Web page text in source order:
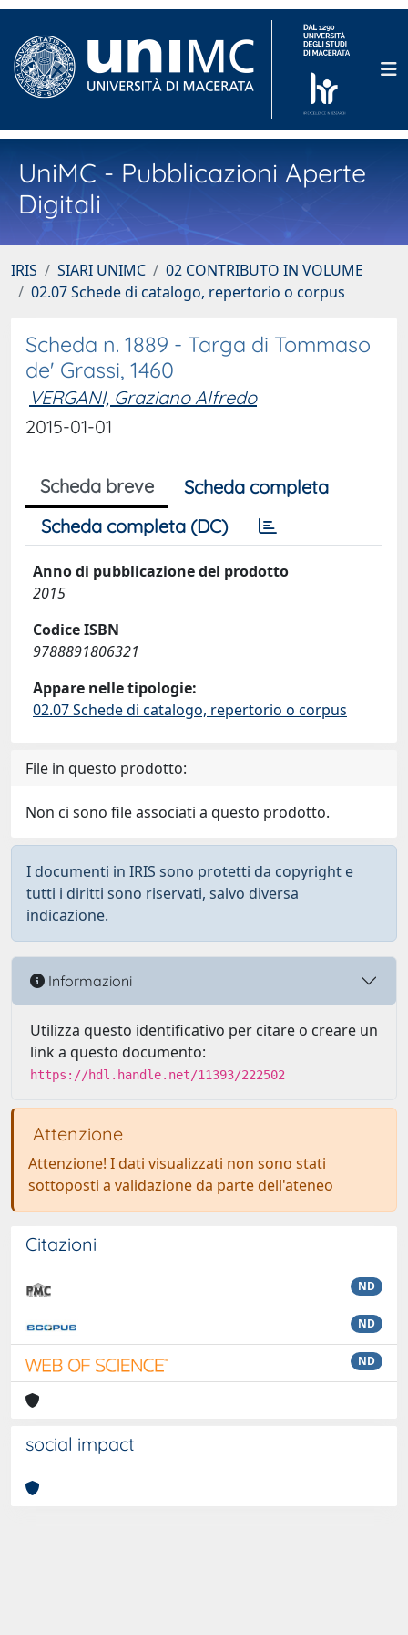
UniMC - Pubblicazioni Aperte
Digitali
IRIS SIARI UNIMC
02 CONTRIBUTO IN VOLUME
02.07 Schede di catalogo, repertorio o corpus
Scheda n. 1889 - Targa di Tommaso
de' Grassi, 1460
VERGANI, Graziano Alfredo
2015-01-01
Scheda breve
Scheda completa
Scheda completa (DC)
Anno di pubblicazione del prodotto
2015
Codice ISBN
9788891806321
Appare nelle tipologie:
02.07 Schede di catalogo, repertorio o corpus
File in questo prodotto:
Non ci sono file associati a questo prodotto.
I documenti in IRIS sono protetti da copyright e
tutti i diritti sono riservati, salvo diversa
indicazione.
Informazioni
Utilizza questo identificativo per citare o creare un
link a questo documento:
https://hdl.handle.net/11393/222502
Attenzione
Attenzione! I dati visualizzati non sono stati
sottoposti a validazione da parte dell'ateneo
Citazioni
ND
ND
ND
social impact